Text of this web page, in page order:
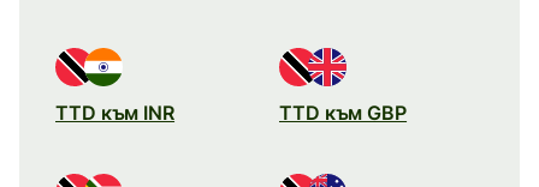
TTD към INR TTD към GBP